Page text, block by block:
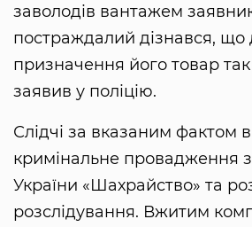
заволодів вантажем
постраждалий дізнався, що
призначення його товар
заявив у поліцію.
Слідчі за вказаним фактом
кримінальне провадження
України «Шахрайство» та
розслідування. Вжитим